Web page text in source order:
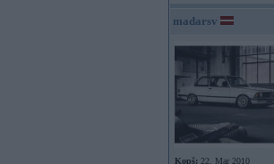
madarsv
Kopš: 22. Mar 2010